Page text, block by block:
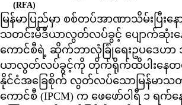
(RFA)
မြန်မာပြည်မှာ စစ်တပ်အာဏာသိမ်းပြီးန
သတင်းမီဒီယာလွတ်လပ်ခွင့် ပျောက်ဆုံးနေ
ကောင်စီရဲ့ ဆိုက်ဘာလုံခြုံရေးဥပဒေဟာ
ယာလွတ်လပ်ခွင့်ကို တိုက်ရိုက်ထိပါးနေ
နိုင်ငံအခြေစိုက် လွတ်လပ်သောမြန်မာသ
ကောင်စီ (IPCM) က ဖေဖော်ဝါရီ ၁ ရက်န